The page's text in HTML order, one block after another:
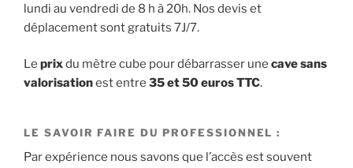
lundi au vendredi de 8 h à 20h. Nos devis et
déplacement sont gratuits 7J/7.
Le prixdu mètre cube pour débarrasser une cavesans
valorisationest entre 35 et 50 euros TTC.
LE SAVOIR FAIRE DU PROFESSIONNEL :
Par expérience nous savons que l’accès est souvent